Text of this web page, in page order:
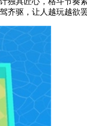
齐驱，让人越玩越欲罢